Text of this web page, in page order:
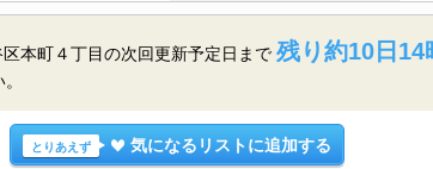
本町４丁目の次回更新予定日まで 残り約10日14
とりあえず 気になるリストに追加する